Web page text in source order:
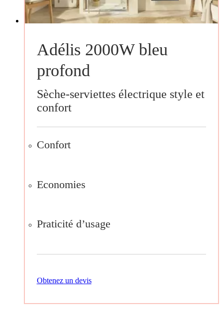
Adélis 2000W bleu
profond
Sèche-serviettes électrique style et
confort
Confort
Economies
Praticité d’usage
Obtenez un devis